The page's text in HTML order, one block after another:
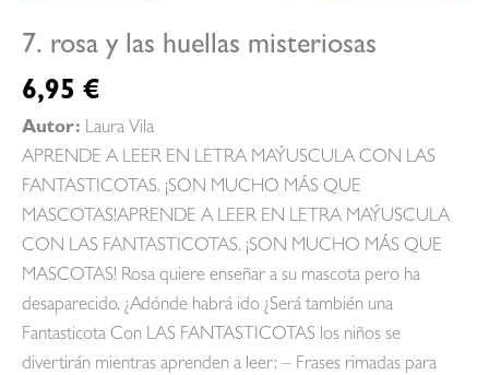
7. rosa y las huellas misteriosas
6,95 €
Autor: Laura Vila
APRENDE A LEER EN LETRA MAÝUSCULA CON LAS
FANTASTICOTAS. ¡SON MUCHO MÁS QUE
MASCOTAS!APRENDE A LEER EN LETRA MAÝUSCULA
CON LAS FANTASTICOTAS. ¡SON MUCHO MÁS QUE
MASCOTAS! Rosa quiere enseñar a su mascota pero ha
desaparecido. ¿Adónde habrá ido ¿Será también una
Fantasticota Con LAS FANTASTICOTAS los niños se
divertirán mientras aprenden a leer: – Frases rimadas para